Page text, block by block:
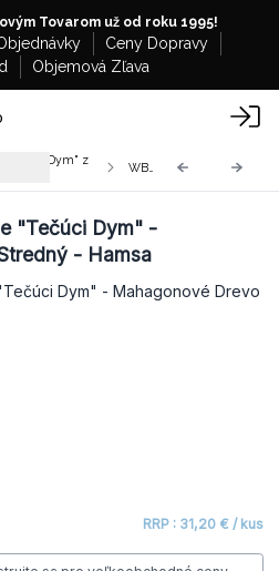
Tovarom už od roku 1995!
Ceny Dopravy
Objemová Zľava
"Tečúci Dym" z
WBF-05
"Tečúci Dym" -
- Hamsa
RRP : 31,20 € / kus